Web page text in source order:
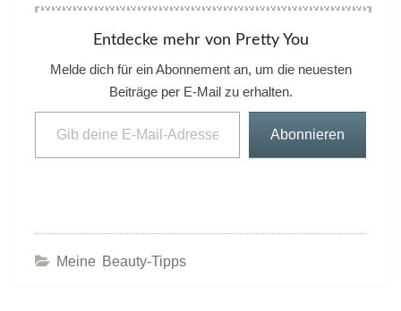
Entdecke mehr von Pretty You
Melde dich für ein Abonnement an, um die neuesten
Beiträge per E-Mail zu erhalten.
Gib deine E-Mail-Adresse ein ...
Abonnieren
Meine Beauty-Tipps